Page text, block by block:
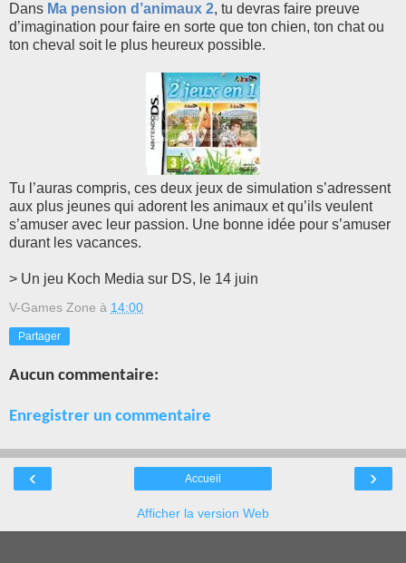
Dans Ma pension d’animaux 2, tu devras faire preuve
d’imagination pour faire en sorte que ton chien, ton chat ou
ton cheval soit le plus heureux possible.
Tu l’auras compris, ces deux jeux de simulation s’adressent
aux plus jeunes qui adorent les animaux et qu’ils veulent
s’amuser avec leur passion. Une bonne idée pour s’amuser
durant les vacances.
> Un jeu Koch Media sur DS, le 14 juin
V-Games Zone à 14:00
Partager
Aucun commentaire:
Enregistrer un commentaire
‹ ›
Accueil
Afficher la version Web